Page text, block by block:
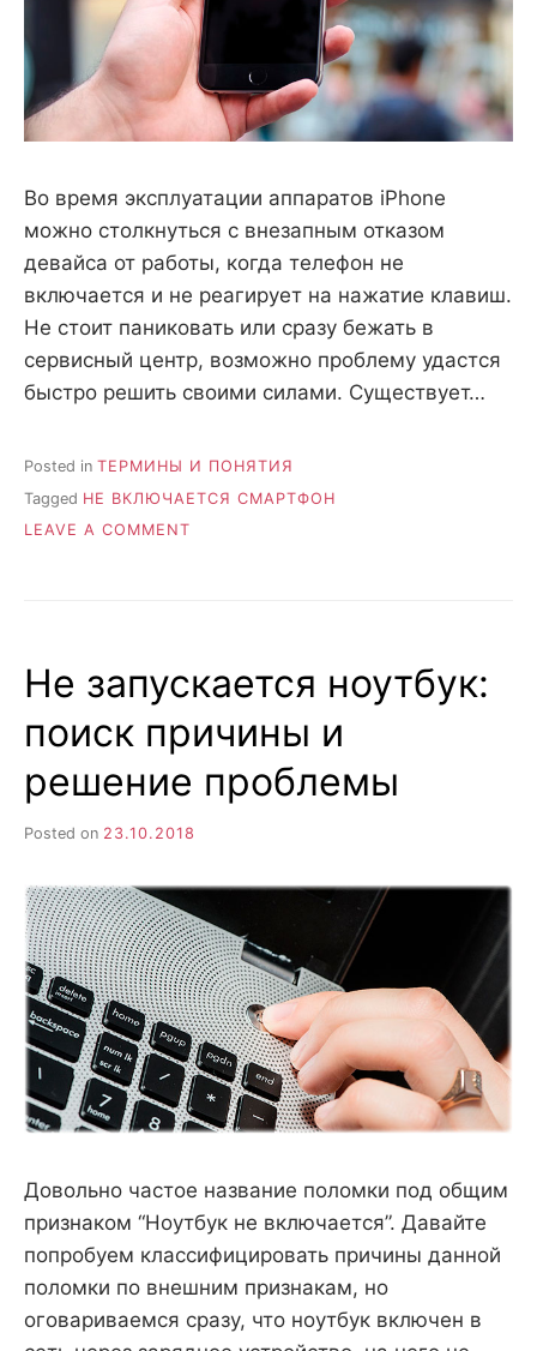
Во время эксплуатации аппаратов iPhone
можно столкнуться с внезапным отказом
девайса от работы, когда телефон не
включается и не реагирует на нажатие клавиш.
Не стоит паниковать или сразу бежать в
сервисный центр, возможно проблему удастся
быстро решить своими силами. Существует…
Posted in ТЕРМИНЫ И ПОНЯТИЯ
Tagged НЕ ВКЛЮЧАЕТСЯ СМАРТФОН
LEAVE A COMMENT
РЕАГИРУЕТ
НА
НАЖАТИЕ
КНОПОК
Не запускается ноутбук:
поиск причины и
решение проблемы
Posted on 23.10.2018
Довольно частое название поломки под общим
признаком “Ноутбук не включается”. Давайте
попробуем классифицировать причины данной
поломки по внешним признакам, но
оговариваемся сразу, что ноутбук включен в